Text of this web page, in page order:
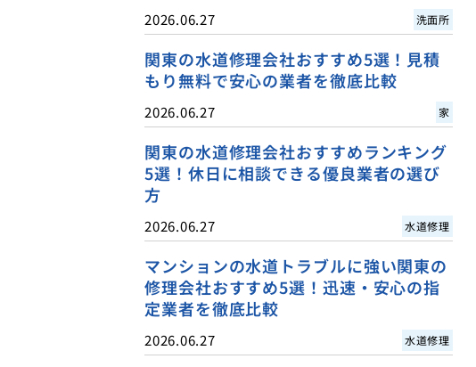
2026.06.27 洗面所
関東の水道修理会社おすすめ5選！見積
もり無料で安心の業者を徹底比較
2026.06.27 家
関東の水道修理会社おすすめランキング
5選！休日に相談できる優良業者の選び
方
2026.06.27 水道修理
マンションの水道トラブルに強い関東の
修理会社おすすめ5選！迅速・安心の指
定業者を徹底比較
2026.06.27 水道修理